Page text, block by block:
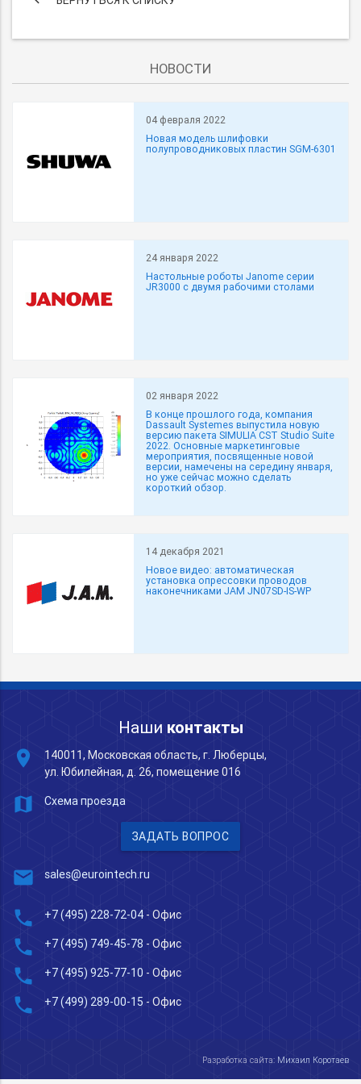
НОВОСТИ
04 февраля 2022
Новая модель шлифовки
полупроводниковых пластин SGM-6301
24 января 2022
Настольные роботы Janome серии
JR3000 с двумя рабочими столами
02 января 2022
В конце прошлого года, компания
Dassault Systemes выпустила новую
версию пакета SIMULIA CST Studio Suite
2022. Основные маркетинговые
мероприятия, посвященные новой
версии, намечены на середину января,
но уже сейчас можно сделать
короткий обзор.
14 декабря 2021
Новое видео: автоматическая
установка опрессовки проводов
наконечниками JAM JN07SD-IS-WP
Наши контакты
place
140011, Московская область, г. Люберцы,
ул. Юбилейная, д. 26, помещение 016
map Схема проезда
ЗАДАТЬ ВОПРОС
mail sales@eurointech.ru
phone +7 (495) 228-72-04 - Офис
phone +7 (495) 749-45-78 - Офис
phone +7 (495) 925-77-10 - Офис
phone +7 (499) 289-00-15 - Офис
Разработка сайта: Михаил Коротаев